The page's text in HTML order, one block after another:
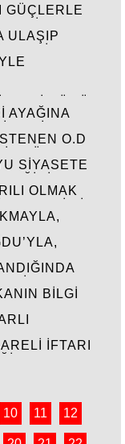
GÜÇLERLE
ULAŞIP
FABRİKA!!
AYAĞINA
O.D
SİYASETE
OLMAK
BİLGİ
İFTARI
10 11 12